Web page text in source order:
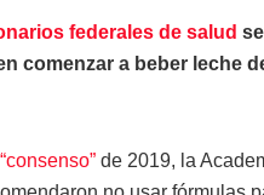
federales de salud
comenzar a beber leche
de 2019, la